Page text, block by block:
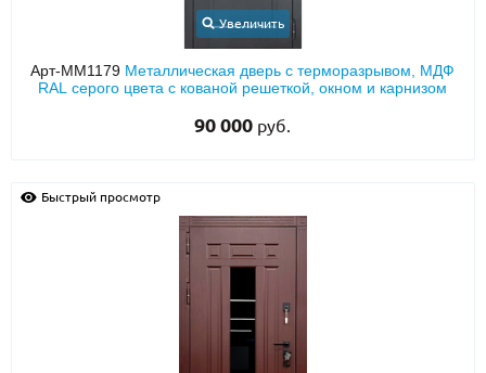
Увеличить
Арт-ММ1179 Металлическая дверь с терморазрывом, МДФ
RAL серого цвета с кованой решеткой, окном и карнизом
90 000 руб.
Быстрый просмотр